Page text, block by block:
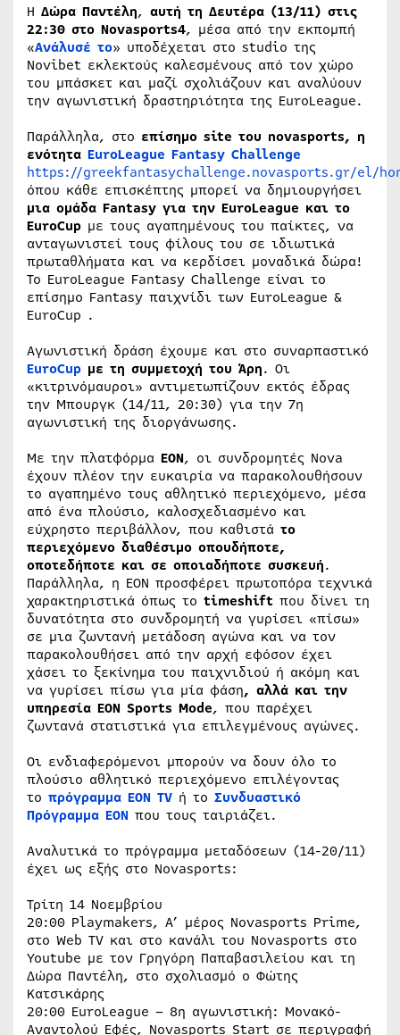
Η Δώρα Παντέλη, αυτή τη Δευτέρα (13/11) στις
22:30 στο Novasports4, μέσα από την εκπομπή
«Ανάλυσέ το» υποδέχεται στο studio της
Novibet εκλεκτούς καλεσμένους από τον χώρο
του μπάσκετ και μαζί σχολιάζουν και αναλύουν
την αγωνιστική δραστηριότητα της EuroLeague.
Παράλληλα, στο επίσημο site του novasports, η
ενότητα EuroLeague Fantasy Challenge
https://greekfantasychallenge.novasports.gr/el/
όπου κάθε επισκέπτης μπορεί να δημιουργήσει
μια ομάδα Fantasy για την EuroLeague και το
EuroCup με τους αγαπημένους του παίκτες, να
ανταγωνιστεί τους φίλους του σε ιδιωτικά
πρωταθλήματα και να κερδίσει μοναδικά δώρα!
Το EuroLeague Fantasy Challenge είναι το
επίσημο Fantasy παιχνίδι των EuroLeague &
EuroCup .
Αγωνιστική δράση έχουμε και στο συναρπαστικό
EuroCup με τη συμμετοχή του Άρη. Οι
«κιτρινόμαυροι» αντιμετωπίζουν εκτός έδρας
την Μπουργκ (14/11, 20:30) για την 7η
αγωνιστική της διοργάνωσης.
Με την πλατφόρμα EON, οι συνδρομητές Nova
έχουν πλέον την ευκαιρία να παρακολουθήσουν
το αγαπημένο τους αθλητικό περιεχόμενο, μέσα
από ένα πλούσιο, καλοσχεδιασμένο και
εύχρηστο περιβάλλον, που καθιστά το
περιεχόμενο διαθέσιμο οπουδήποτε,
οποτεδήποτε και σε οποιαδήποτε συσκευή.
Παράλληλα, η ΕΟΝ προσφέρει πρωτοπόρα τεχνικά
χαρακτηριστικά όπως το timeshift που δίνει τη
δυνατότητα στο συνδρομητή να γυρίσει «πίσω»
σε μια ζωντανή μετάδοση αγώνα και να τον
παρακολουθήσει από την αρχή εφόσον έχει
χάσει το ξεκίνημα του παιχνιδιού ή ακόμη και
να γυρίσει πίσω για μία φάση, αλλά και την
υπηρεσία EON Sports Mode, που παρέχει
ζωντανά στατιστικά για επιλεγμένους αγώνες.
Οι ενδιαφερόμενοι μπορούν να δουν όλο το
πλούσιο αθλητικό περιεχόμενο επιλέγοντας
το πρόγραμμα ΕΟΝ ΤV ή το Συνδυαστικό
Πρόγραμμα ΕΟΝ που τους ταιριάζει.
Αναλυτικά το πρόγραμμα μεταδόσεων (14-20/11)
έχει ως εξής στο Novasports:
Τρίτη 14 Νοεμβρίου
20:00 Playmakers, A’ μέρος Novasports Prime,
στο Web TV και στο κανάλι του Novasports στο
Youtube με τον Γρηγόρη Παπαβασιλείου και τη
Δώρα Παντέλη, στο σχολιασμό ο Φώτης
Κατσικάρης
20:00 EuroLeague – 8η αγωνιστική: Μονακό-
Αναντολού Εφές, Novasports Start σε περιγραφή